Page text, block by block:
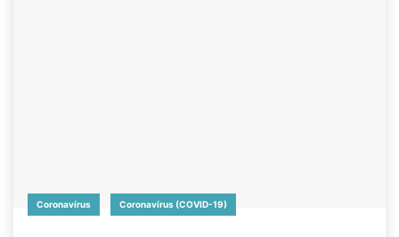
Coronavírus Coronavírus (COVID-19)